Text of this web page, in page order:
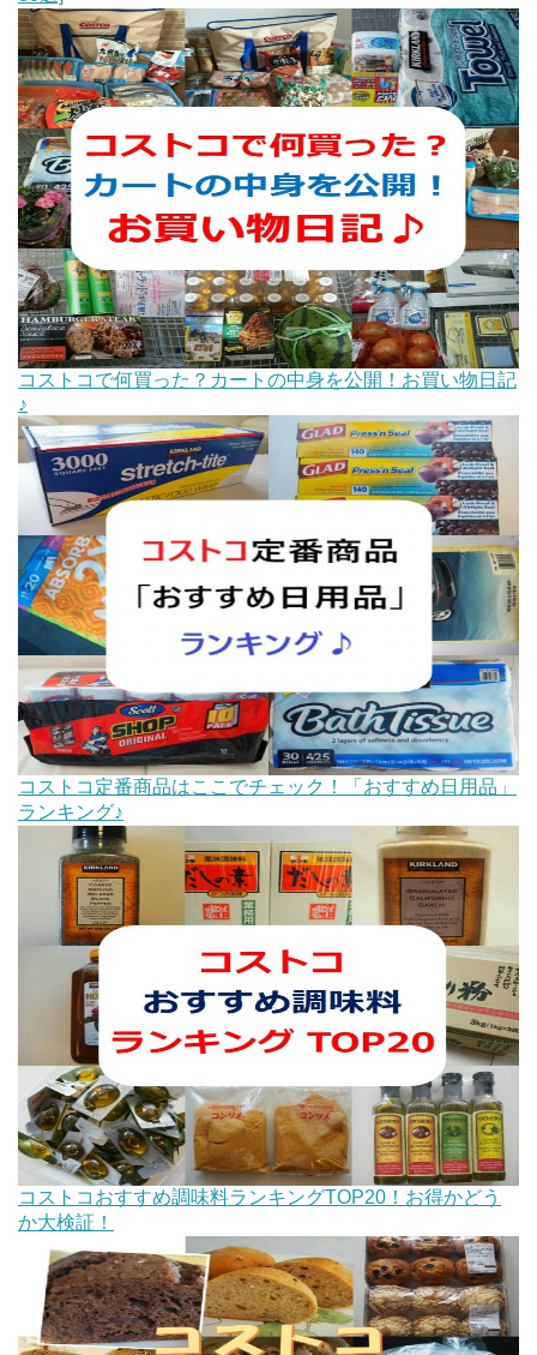
コストコで何買った？カートの中身を公開！お買い物日記
♪
コストコ定番商品はここでチェック！「おすすめ日用品」
ランキング♪
コストコおすすめ調味料ランキングTOP20！お得かどう
か大検証！